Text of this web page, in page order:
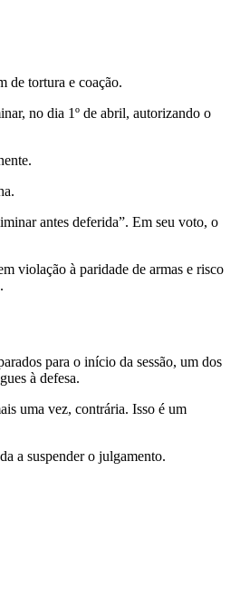
de tortura e coação.
no dia 1º de abril, autorizando o
antes deferida”. Em seu voto, o
violação à paridade de armas e risco
para o início da sessão, um dos
à defesa.
uma vez, contrária. Isso é um
a suspender o julgamento.